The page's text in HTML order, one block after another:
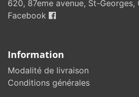
620, 87eme avenue, St-Georges,
Facebook
Information
Modalité de livraison
Conditions générales